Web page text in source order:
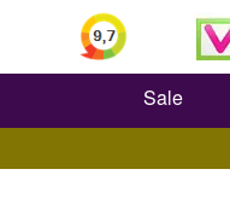
Zoeken
Sale